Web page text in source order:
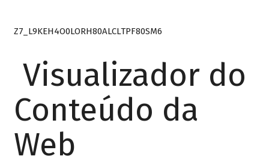
Z7_L9KEH4O0LORH80ALCLTPF80SM6
Visualizador do
Conteúdo da
Web